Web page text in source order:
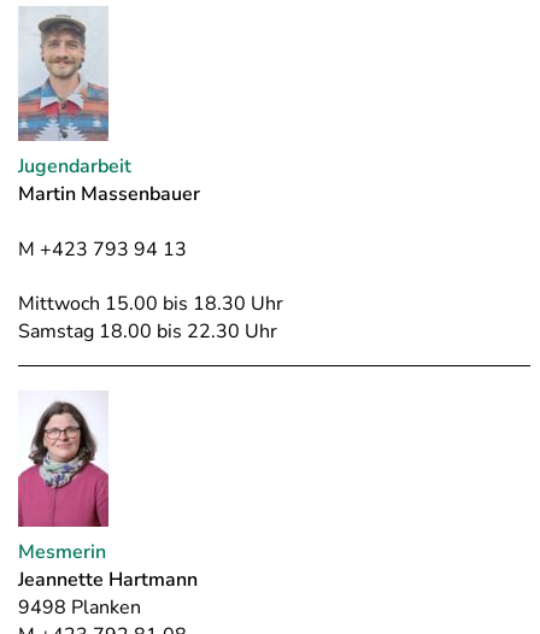
Jugendarbeit
Martin Massenbauer
M +423 793 94 13
Mittwoch 15.00 bis 18.30 Uhr
Samstag 18.00 bis 22.30 Uhr
Mesmerin
Jeannette Hartmann
9498 Planken